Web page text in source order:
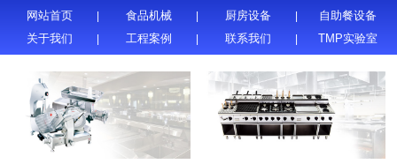
网站首页 食品机械 厨房设备
自助餐设备
关于我们
工程案例 联系我们 TMP实验室